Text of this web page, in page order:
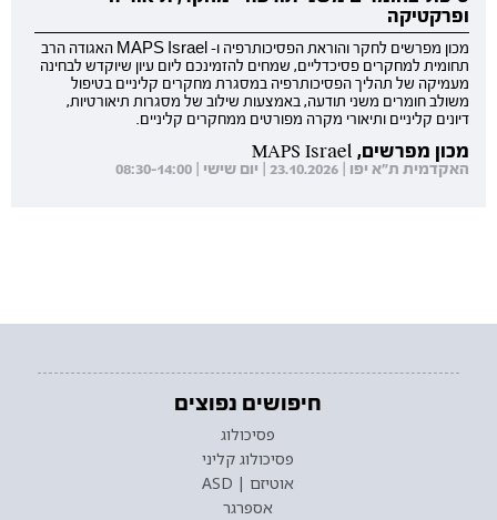
ופרקטיקה
מכון מפרשים לחקר והוראת הפסיכותרפיה ו- MAPS Israel האגודה הרב
תחומית למחקרים פסיכדליים, שמחים להזמינכם ליום עיון שיוקדש לבחינה
מעמיקה של תהליך הפסיכותרפיה במסגרת מחקרים קליניים בטיפול
משולב חומרים משני תודעה, באמצעות שילוב של מסגרות תיאורטיות,
דיונים קליניים ותיאורי מקרה מפורטים ממחקרים קליניים.
מכון מפרשים, MAPS Israel
האקדמית ת"א יפו | 23.10.2026 | יום שישי | 08:30-14:00
חיפושים נפוצים
פסיכולוג
פסיכולוג קליני
אוטיזם | ASD
אספרגר